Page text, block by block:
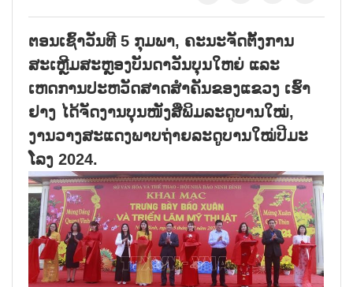
ຕອນເຊົ້າວັນທີ 5 ກຸມພາ, ຄະນະຈັດຕັ້ງການ
ສະເຫຼີມສະຫຼອງບັນດາວັນບຸນໃຫຍ່ ແລະ
ເຫດການປະຫວັດສາດສຳຄັນຂອງແຂວງ ເຮົ້າ
ຢາງ ໄດ້ຈັດງານບຸນໜັງສືພິມລະດູບານໃໝ່,
ງານວາງສະແດງພາບຖ່າຍລະດູບານໃໝ່ປີມະ
ໂລງ 2024.